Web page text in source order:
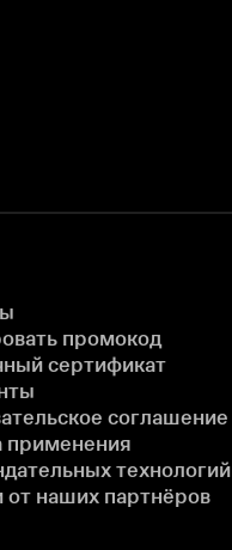
промокод
сертификат
соглашение
применения
технологий
от наших партнёров